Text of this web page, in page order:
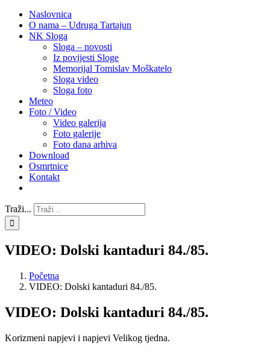
Naslovnica
O nama – Udruga Tartajun
NK Sloga
Sloga – novosti
Iz povijesti Sloge
Memorijal Tomislav Moškatelo
Sloga video
Sloga foto
Meteo
Foto / Video
Video galerija
Foto galerije
Foto dana arhiva
Download
Osmrtnice
Kontakt
Traži...
VIDEO: Dolski kantaduri 84./85.
Početna
VIDEO: Dolski kantaduri 84./85.
VIDEO: Dolski kantaduri 84./85.
Korizmeni napjevi i napjevi Velikog tjedna.